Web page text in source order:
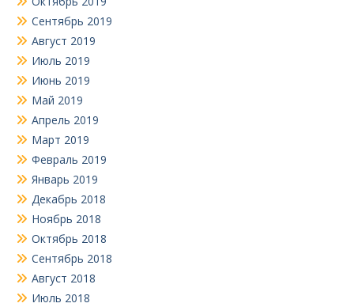
Сентябрь 2019
Август 2019
Июль 2019
Июнь 2019
Май 2019
Апрель 2019
Март 2019
Февраль 2019
Январь 2019
Декабрь 2018
Ноябрь 2018
Октябрь 2018
Сентябрь 2018
Август 2018
Июль 2018